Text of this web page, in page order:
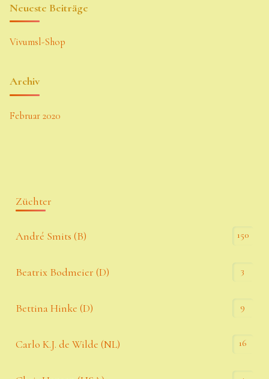
Neueste Beiträge
Vivumsl-Shop
Archiv
Februar 2020
Züchter
André Smits (B) 150
Beatrix Bodmeier (D) 3
Bettina Hinke (D) 9
Carlo K.J. de Wilde (NL) 16